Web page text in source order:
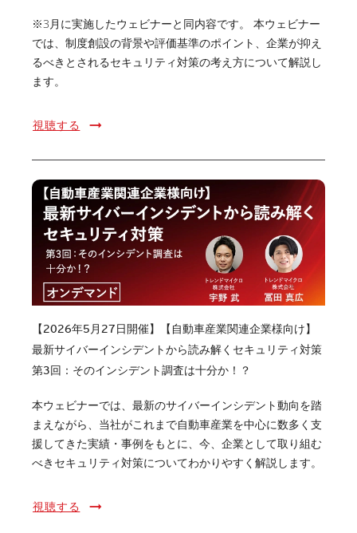
※3月に実施したウェビナーと同内容です。 本ウェビナー
では、制度創設の背景や評価基準のポイント、企業が抑え
るべきとされるセキュリティ対策の考え方について解説し
ます。
視聴する
【2026年5月27日開催】【自動車産業関連企業様向け】
最新サイバーインシデントから読み解くセキュリティ対策
第3回：そのインシデント調査は十分か！？
本ウェビナーでは、最新のサイバーインシデント動向を踏
まえながら、当社がこれまで自動車産業を中心に数多く支
援してきた実績・事例をもとに、今、企業として取り組む
べきセキュリティ対策についてわかりやすく解説します。
視聴する